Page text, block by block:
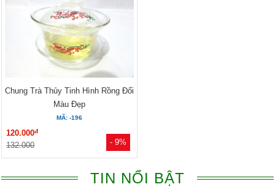
- 9%
Chung Trà Thủy Tinh Hình Rồng Đổi
Màu Đẹp
MÃ: -196
120.000đ
132.000
TIN NỔI BẬT